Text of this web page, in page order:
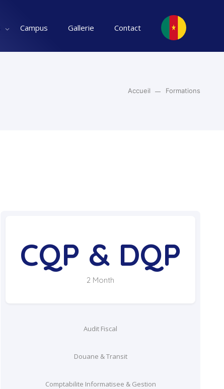
Campus Gallerie Contact
Accueil Formations
CQP & DQP
2 Month
Audit Fiscal
Douane & Transit
Comptabilite Informatisee & Gestion